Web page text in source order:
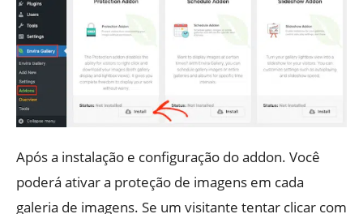
Após a instalação e configuração do addon. Você
poderá ativar a proteção de imagens em cada
galeria de imagens. Se um visitante tentar clicar com